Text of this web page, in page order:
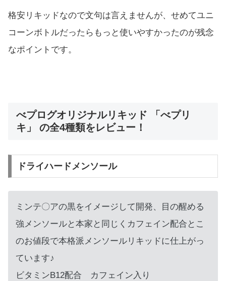
格安リキッドなので文句は言えませんが、せめてユニ
コーンボトルだったらもっと使いやすかったのが残念
なポイントです。
べプログオリジナルリキッド 「べプリ
キ」 の全4種類をレビュー！
ドライハードメンソール
ミンテ〇アの黒をイメージして開発、目の醒める
強メンソールと本家と同じくカフェイン配合とこ
のお値段で本格派メンソールリキッドに仕上がっ
ています♪
ビタミンB12配合 カフェイン入り